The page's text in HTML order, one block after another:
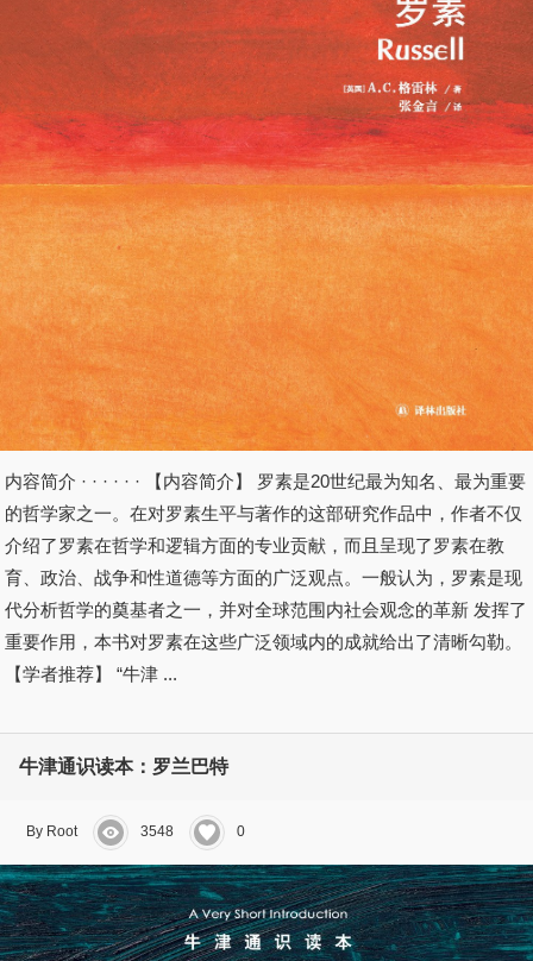
内容简介 · · · · · · 【内容简介】 罗素是20世纪最为知名、最为重要
的哲学家之一。在对罗素生平与著作的这部研究作品中，作者不仅
介绍了罗素在哲学和逻辑方面的专业贡献，而且呈现了罗素在教
育、政治、战争和性道德等方面的广泛观点。一般认为，罗素是现
代分析哲学的奠基者之一，并对全球范围内社会观念的革新 发挥了
重要作用，本书对罗素在这些广泛领域内的成就给出了清晰勾勒。
【学者推荐】 “牛津 ...
牛津通识读本：罗兰巴特
By Root 3548 0